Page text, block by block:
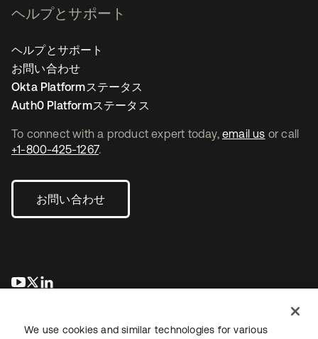
To connect with a product expert today, email us or call
+1-800-425-1267.
お問い合わせ
新しいタブで開く
新しいタブで開く
ヘルプとサポート
ヘルプとサポート
お問い合わせ
Okta Platformステータス
Auth0 Platformステータス
We use cookies and similar technologies for various